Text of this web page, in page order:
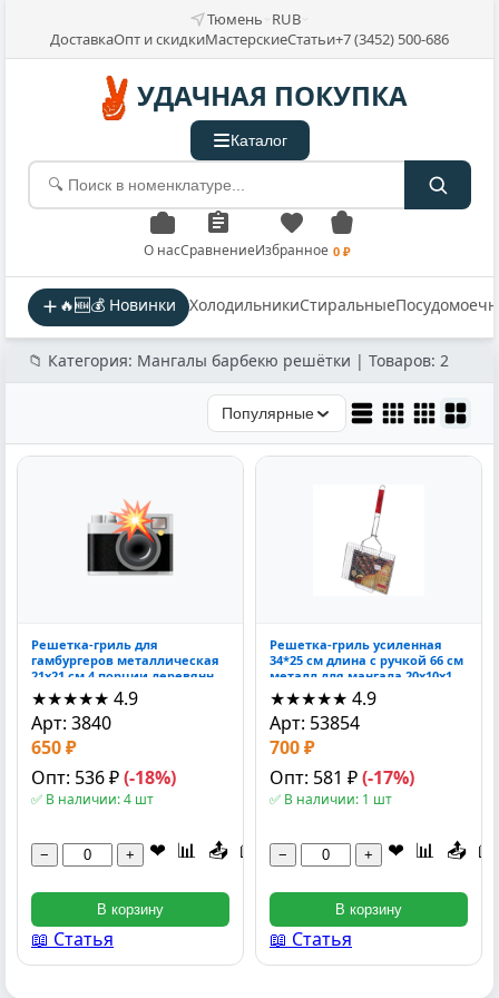
Тюмень RUB
ДоставкаОпт и скидкиМастерскиеСтатьи+7 (3452) 500-686
УДАЧНАЯ ПОКУПКА
Каталог
О насСравнениеИзбранное 0 ₽
🔥🆕💰 Новинки ХолодильникиСтиральные
📁 Категория: Мангалы барбекю решётки | Товаров: 2
Популярные
Решетка-гриль для
гамбургеров металлическая
21x21 см 4 порции деревянная
ручка 20x10x10 см
★★★★★ 4.9
Арт: 3840
650 ₽
Опт: 536 ₽(-18%)
✅ В наличии: 4 шт
− + ❤ 📊 📤 📖
В корзину
📖 Статья
Решетка-гриль усиленная
34*25 см длина с ручкой 66 см
металл для мангала 20x10x10
см
★★★★★ 4.9
Арт: 53854
700 ₽
Опт: 581 ₽(-17%)
✅ В наличии: 1 шт
− + ❤ 📊 📤 📖
В корзину
📖 Статья